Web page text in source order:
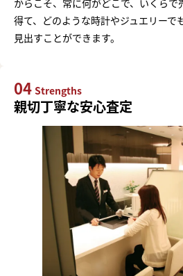
からこそ、常に何がどこで、いくら
得て、どのような時計やジュエリーで
見出すことができます。
04 Strengths
親切丁寧な安心査定